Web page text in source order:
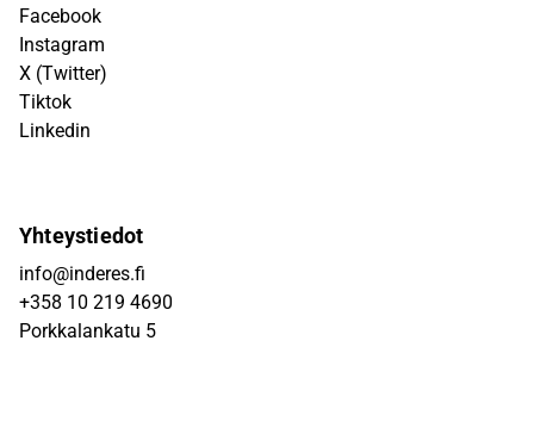
Facebook
Instagram
X (Twitter)
Tiktok
Linkedin
Yhteystiedot
info@inderes.fi
+358 10 219 4690
Porkkalankatu 5